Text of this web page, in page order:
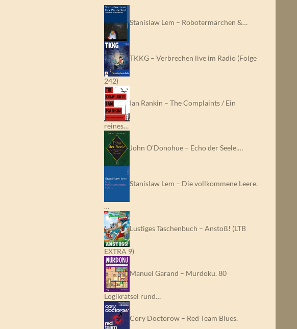
Stanislaw Lem – Robotermärchen &…
TKKG – Verbrechen live im Radio (Folge
242)
Ian Rankin – The Complaints / Ein
reines…
John O’Donohue – Echo der Seele.…
Stanislaw Lem – Die vollkommene Leere.
…
Lustiges Taschenbuch – Anstoß! (LTB
EXTRA 9)
Manuel Garand – Murdoku. 80
Logikrätsel rund…
Cory Doctorow – Red Team Blues.